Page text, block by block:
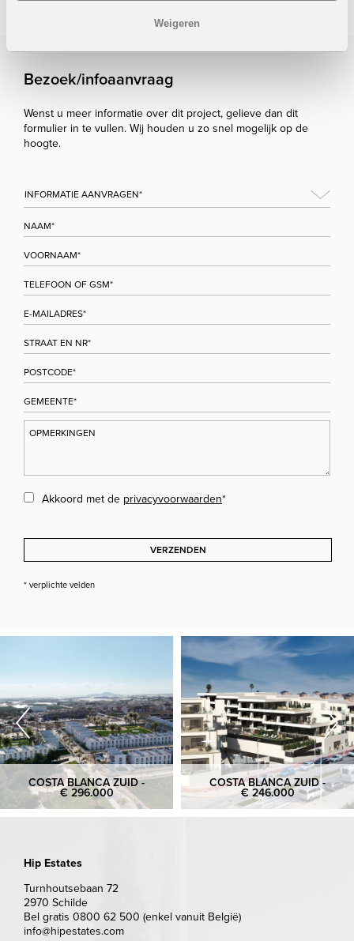
Weigeren
Bezoek/infoaanvraag
Wenst u meer informatie over dit project, gelieve dan dit
formulier in te vullen. Wij houden u zo snel mogelijk op de
hoogte.
Akkoord met de privacyvoorwaarden*
VERZENDEN
* verplichte velden
COSTA BLANCA ZUID -
€ 296.000
COSTA BLANCA ZUID -
€ 246.000
Hip Estates
Turnhoutsebaan 72
2970 Schilde
Bel gratis 0800 62 500 (enkel vanuit België)
info@hipestates.com